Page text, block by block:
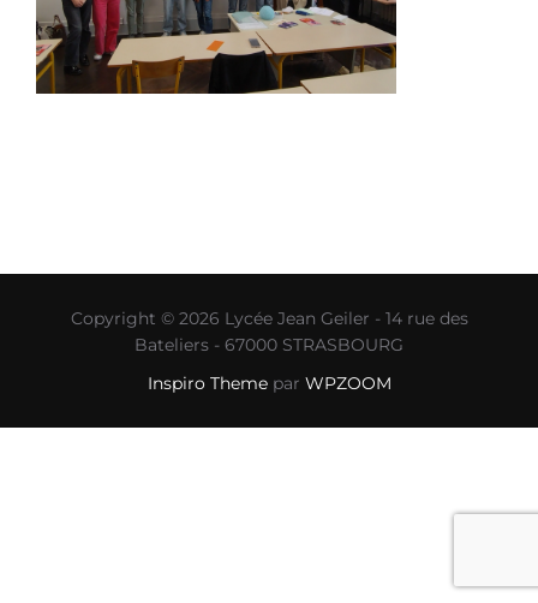
Copyright © 2026 Lycée Jean Geiler - 14 rue des
Bateliers - 67000 STRASBOURG
Inspiro Themepar WPZOOM